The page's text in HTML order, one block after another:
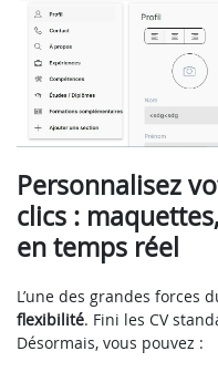
Personnalisez
clics :
en temps réel
L’une des grandes forces
flexibilité. Fini les CV
Désormais, vous pouvez :